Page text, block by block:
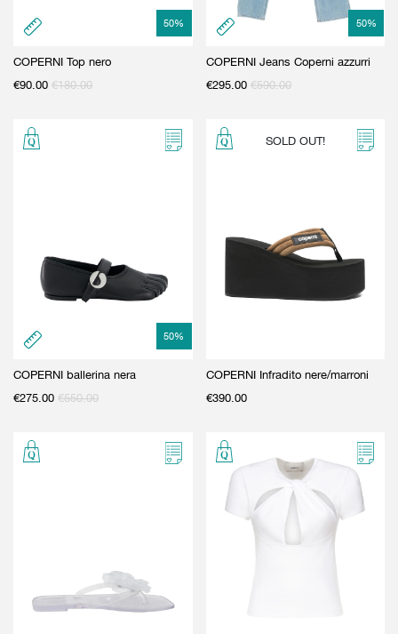
50%
COPERNI Top nero
€90.00 €180.00
50%
COPERNI Jeans Coperni azzurri
€295.00 €590.00
50%
COPERNI ballerina nera
€275.00 €550.00
SOLD OUT!
COPERNI Infradito nere/marroni
€390.00